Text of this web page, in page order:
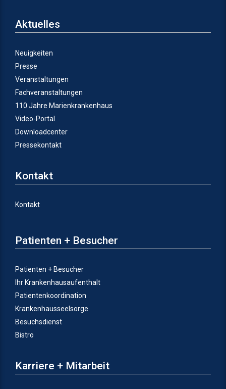
Aktuelles
Neuigkeiten
Presse
Veranstaltungen
Fachveranstaltungen
110 Jahre Marienkrankenhaus
Video-Portal
Downloadcenter
Pressekontakt
Kontakt
Kontakt
Patienten + Besucher
Patienten + Besucher
Ihr Krankenhausaufenthalt
Patientenkoordination
Krankenhausseelsorge
Besuchsdienst
Bistro
Karriere + Mitarbeit